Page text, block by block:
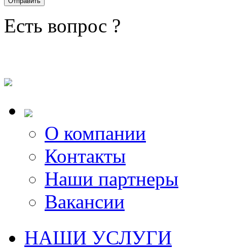
Есть вопрос ?
О компании
Контакты
Наши партнеры
Вакансии
НАШИ УСЛУГИ